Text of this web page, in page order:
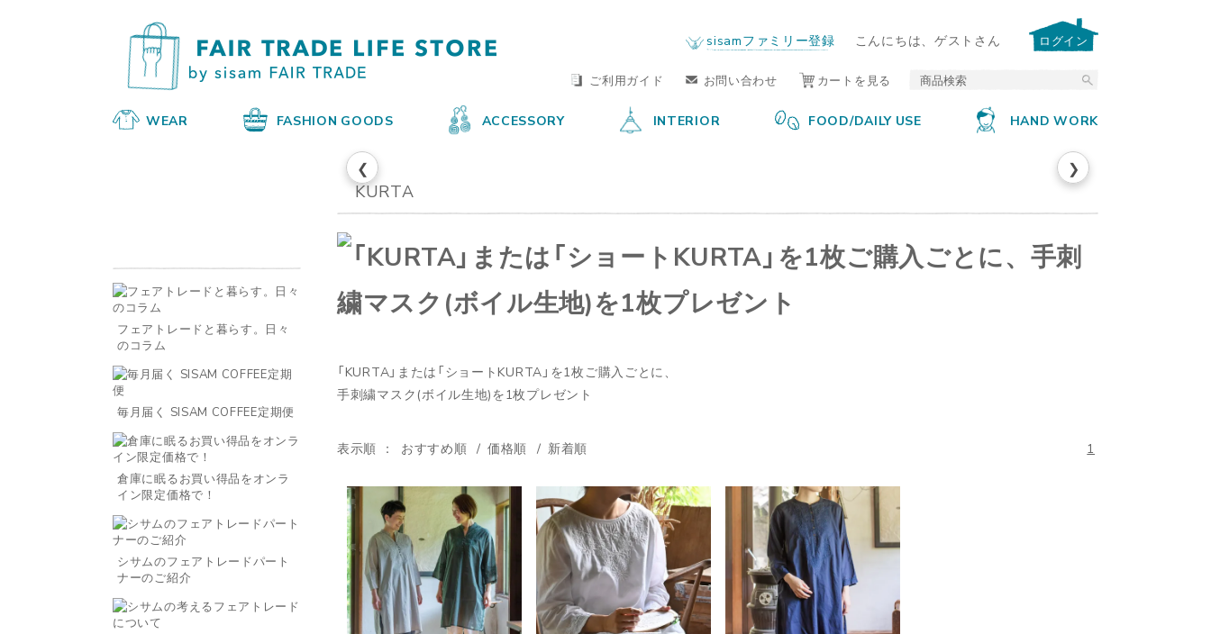
by sisam FAIR TRADE
sisamファミリー登録 こんにちは、ゲストさん ログイン
ご利用ガイド お問い合わせ カートを見る
WEAR FASHION GOODS ACCESSORY INTERIOR FOOD/DAILY USE HAND WORK
❮ ❯
KURTA
「KURTA」または「ショートKURTA」を1枚ご購入ごとに、
手刺繍マスク(ボイル生地)を1枚プレゼント
表示順 おすすめ順 価格順 新着順 1
フェアトレードと暮らす。日々
のコラム
毎月届く SISAM COFFEE定期便
倉庫に眠るお買い得品をオンラ
イン限定価格で！
シサムのフェアトレードパート
ナーのご紹介